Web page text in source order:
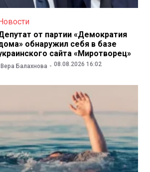
от партии «Демократия
обнаружил себя в базе
сайта «Миротворец»
Вера Балахнова 08.08.2026 16:02